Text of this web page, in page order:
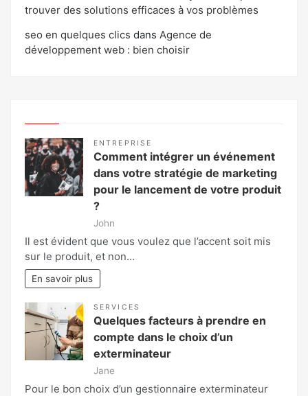
trouver des solutions efficaces à vos problèmes
seo en quelques clics dans Agence de
développement web : bien choisir
ENTREPRISE
Comment intégrer un événement
dans votre stratégie de marketing
pour le lancement de votre produit
?
John
Il est évident que vous voulez que l’accent soit mis
sur le produit, et non…
En savoir plus
SERVICES
Quelques facteurs à prendre en
compte dans le choix d’un
exterminateur
Jane
Pour le bon choix d’un gestionnaire exterminateur